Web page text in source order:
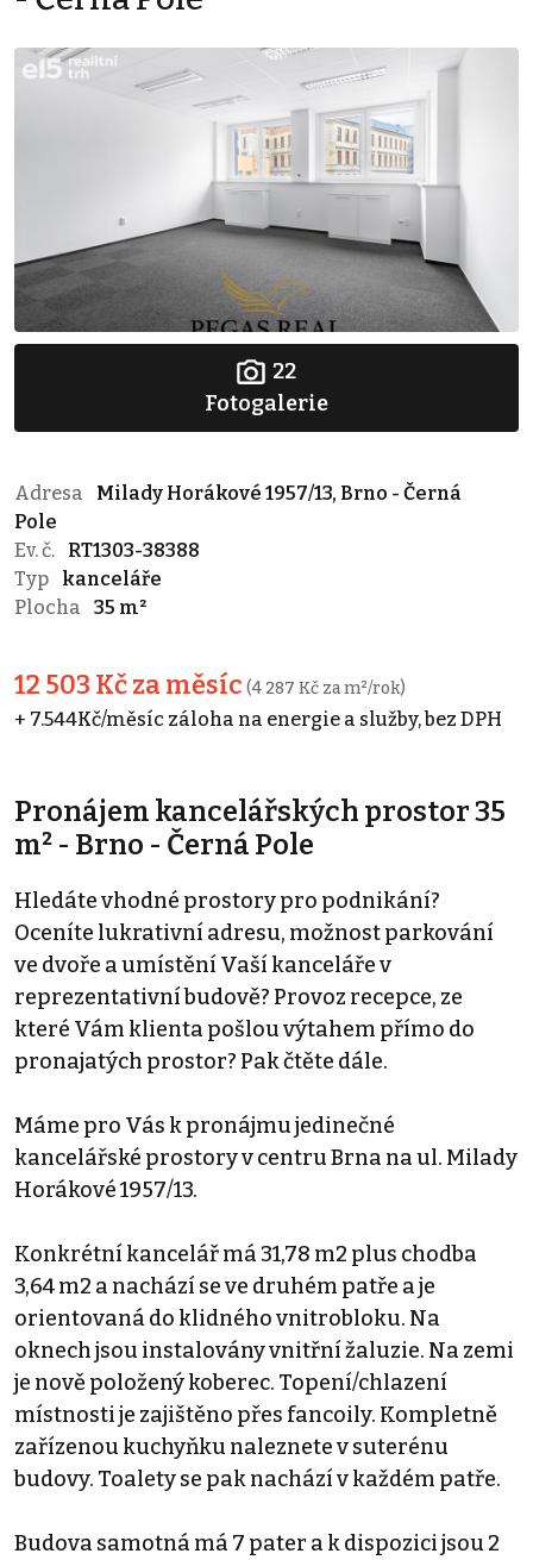
22
Fotogalerie
Adresa
Milady Horákové 1957/13, Brno - Černá
Pole
Ev. č.
RT1303-38388
Typ
kanceláře
Plocha
35 m²
12 503 Kč za měsíc (4 287 Kč za m²/rok)
+ 7.544Kč/měsíc záloha na energie a služby, bez DPH
Pronájem kancelářských prostor 35
m² - Brno - Černá Pole
Hledáte vhodné prostory pro podnikání?
Oceníte lukrativní adresu, možnost parkování
ve dvoře a umístění Vaší kanceláře v
reprezentativní budově? Provoz recepce, ze
které Vám klienta pošlou výtahem přímo do
pronajatých prostor? Pak čtěte dále.
Máme pro Vás k pronájmu jedinečné
kancelářské prostory v centru Brna na ul. Milady
Horákové 1957/13.
Konkrétní kancelář má 31,78 m2 plus chodba
3,64 m2 a nachází se ve druhém patře a je
orientovaná do klidného vnitrobloku. Na
oknech jsou instalovány vnitřní žaluzie. Na zemi
je nově položený koberec. Topení/chlazení
místnosti je zajištěno přes fancoily. Kompletně
zařízenou kuchyňku naleznete v suterénu
budovy. Toalety se pak nachází v každém patře.
Budova samotná má 7 pater a k dispozici jsou 2